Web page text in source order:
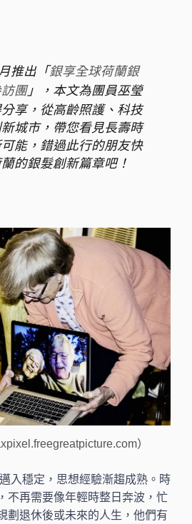
推出「銀享全球荷蘭銀
團」，本文為團員巫瑩
享，從高齡照護、科技
城市，帶您看見長壽時
能，錯過此行的朋友快
的銀髮創新篇章吧！
）
入穩定，思想經驗漸趨成熟。時
不再需要像年輕時整日奔波，忙
劃退休後或未來的人生，他們有